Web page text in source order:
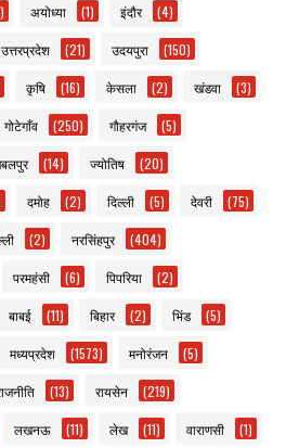
अयोध्या (1) इंदौर (4)
उत्तरप्रदेश (21) उदयपुरा (150)
कृषि (16) केसला (2) खंडवा (3)
गोटेगाँव (250) गौहरगंज (5)
(14) ज्योतिष (20)
दमोह (2) दिल्ली (5) देवरी (75)
(2) नरसिंहपुर (404)
परमहंसी (6) पिपरिया (2)
बाबई (11) बिहार (2) भिंड (5)
मध्यप्रदेश (1573) मनोरंजन (5)
(13) रायसेन (219)
लखनऊ (11) लेख (11) वाराणसी (1)